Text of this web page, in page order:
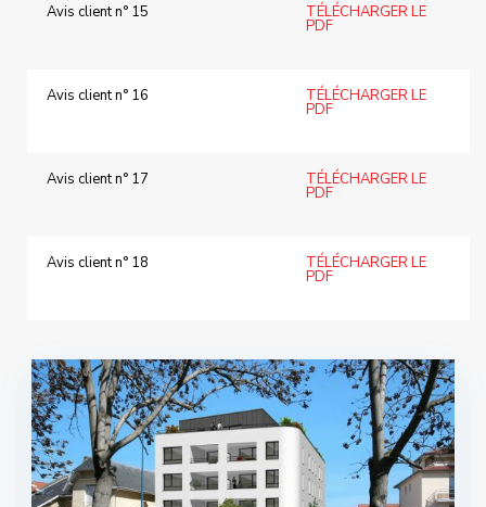
Avis client n° 15 TÉLÉCHARGER LE
PDF
Avis client n° 16 TÉLÉCHARGER LE
PDF
Avis client n° 17 TÉLÉCHARGER LE
PDF
Avis client n° 18 TÉLÉCHARGER LE
PDF